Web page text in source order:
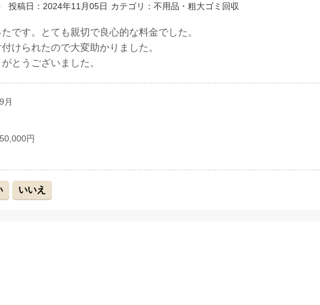
投稿日：2024年11月05日 カテゴリ：不用品・粗大ゴミ回収
です。とても親切で良心的な料金でした。
けられたので大変助かりました。
とうございました。
月
円
いいえ